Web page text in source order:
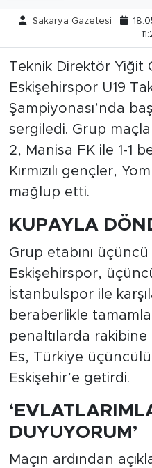
Sakarya Gazetesi
Teknik Direktör Yiğit
Eskişehirspor U19
Şampiyonası’nda
sergiledi. Grup
2, Manisa FK ile 1-1
Kırmızılı gençler,
mağlup etti.
KUPAYLA
Grup etabını
Eskişehirspor,
İstanbulspor ile
beraberlikle
penaltılarda
Es, Türkiye
Eskişehir’e getirdi.
DUYUYORUM’
Maçın ardından